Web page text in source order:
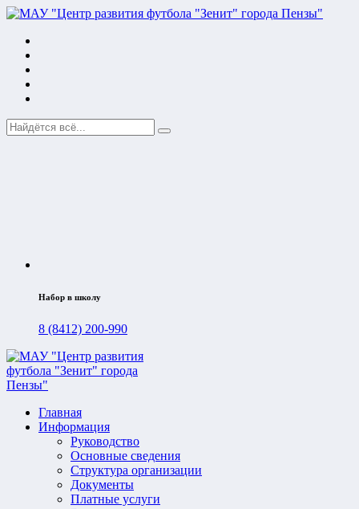
Набор в школу
8 (8412) 200-990
Главная
Информация
Руководство
Основные сведения
Структура организации
Документы
Платные услуги